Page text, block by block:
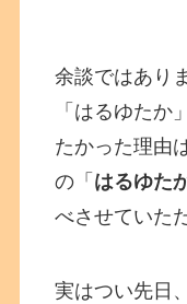
余談ではあり
「はるゆたか
たかった理由
の「 はるゆた
べさせていた
実はつい先日